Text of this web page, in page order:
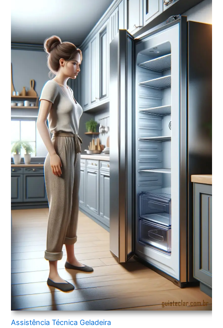
Assistência Técnica Geladeira